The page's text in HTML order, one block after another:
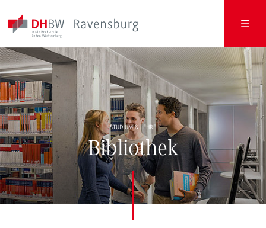
STUDIUM & LEHRE
Bibliothek